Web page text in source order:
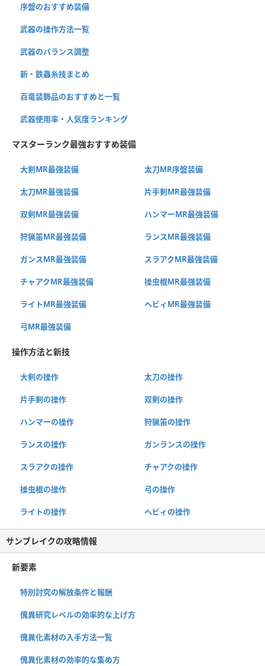
序盤のおすすめ装備
武器の操作方法一覧
武器のバランス調整
新・鉄蟲糸技まとめ
百竜装飾品のおすすめと一覧
武器使用率・人気度ランキング
マスターランク最強おすすめ装備
大剣MR最強装備 太刀MR序盤装備
太刀MR最強装備 片手剣MR最強装備
双剣MR最強装備 ハンマーMR最強装備
狩猟笛MR最強装備 ランスMR最強装備
ガンスMR最強装備 スラアクMR最強装備
チャアクMR最強装備 操虫棍MR最強装備
ライトMR最強装備 ヘビィMR最強装備
弓MR最強装備
操作方法と新技
大剣の操作 太刀の操作
片手剣の操作 双剣の操作
ハンマーの操作 狩猟笛の操作
ランスの操作 ガンランスの操作
スラアクの操作 チャアクの操作
操虫棍の操作 弓の操作
ライトの操作 ヘビィの操作
サンブレイクの攻略情報
新要素
特別討究の解放条件と報酬
傀異研究レベルの効率的な上げ方
傀異化素材の入手方法一覧
傀異化素材の効率的な集め方